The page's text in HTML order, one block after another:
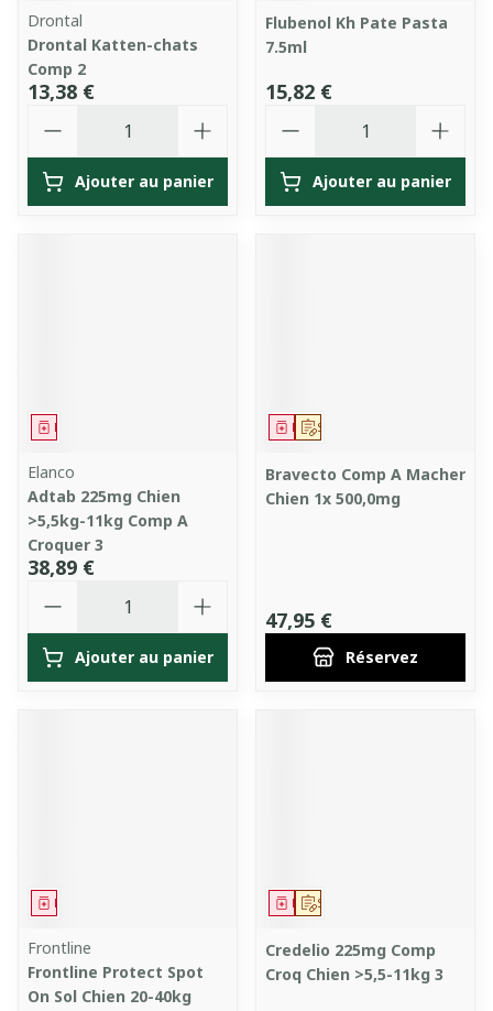
Drontal
Drontal Katten-chats
Comp 2
13,38 €
Ajouter au panier
Flubenol Kh Pate Pasta
7.5ml
15,82 €
Ajouter au panier
Médicament
Elanco
Adtab 225mg Chien
>5,5kg-11kg Comp A
Croquer 3
38,89 €
Ajouter au panier
Sur prescription
Médicament
Bravecto Comp A Macher
Chien 1x 500,0mg
47,95 €
Réservez
Médicament
Frontline
Frontline Protect Spot
On Sol Chien 20-40kg
Sur prescription
Médicament
Credelio 225mg Comp
Croq Chien >5,5-11kg 3